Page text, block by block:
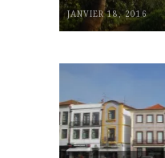
JANVIER 18, 2016